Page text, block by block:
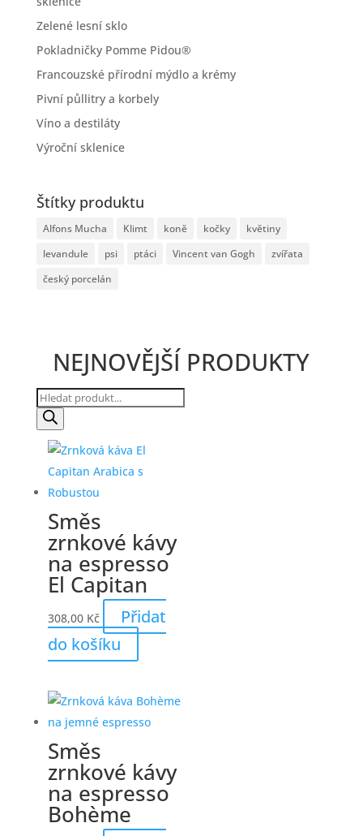
Zelené lesní sklo
Pokladničky Pomme Pidou®
Francouzské přírodní mýdlo a krémy
Pivní půllitry a korbely
Víno a destiláty
Výroční sklenice
Štítky produktu
Alfons Mucha Klimt koně kočky
květiny
levandule
psi ptáci Vincent van Gogh
zvířata
český porcelán
NEJNOVĚJŠÍ PRODUKTY
Products
search
Směs
zrnkové kávy
na espresso
El Capitan
308,00 Kč
Přidat
do košíku
Směs
zrnkové kávy
na espresso
Bohème